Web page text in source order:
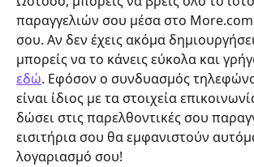
παραγγελιών σου μέσα στο
σου. Αν δεν έχεις ακόμα
μπορείς να το κάνεις εύκολα και
εδώ. Εφόσον ο συνδυασμός
είναι ίδιος με τα στοιχεία
δώσει στις παρελθοντικές σου
εισιτήρια σου θα εμφανιστούν
λογαριασμό σου!